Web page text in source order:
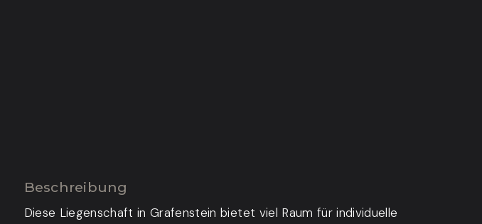
Beschreibung
Diese Liegenschaft in Grafenstein bietet viel Raum für individuelle